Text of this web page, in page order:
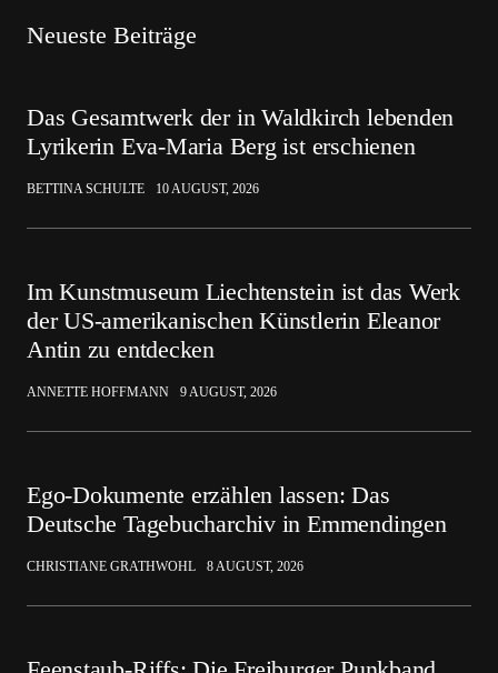
Neueste Beiträge
Das Gesamtwerk der in Waldkirch lebenden
Lyrikerin Eva-Maria Berg ist erschienen
BETTINA SCHULTE 10 AUGUST, 2026
Im Kunstmuseum Liechtenstein ist das Werk
der US-amerikanischen Künstlerin Eleanor
Antin zu entdecken
ANNETTE HOFFMANN 9 AUGUST, 2026
Ego-Dokumente erzählen lassen: Das
Deutsche Tagebucharchiv in Emmendingen
CHRISTIANE GRATHWOHL 8 AUGUST, 2026